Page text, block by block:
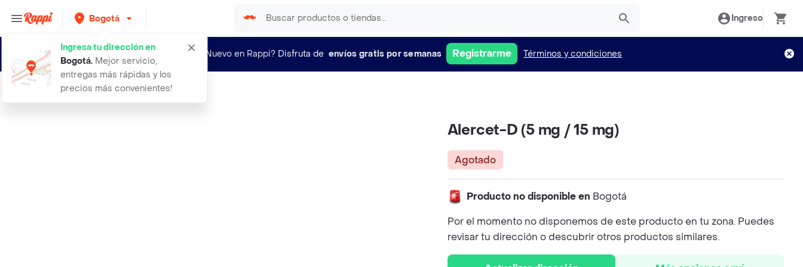
Bogotá
Ingresa tu dirección en
Bogotá. Mejor servicio,
entregas más rápidas y los
precios más convenientes!
Ingreso
¿Nuevo en Rappi? Disfruta de envíos gratis por semanas Registrarme Términos y condiciones
alercet d 5 mg 15 mg
Alercet-D (5 mg / 15 mg)
Agotado
Producto no disponible en Bogotá
Por el momento no disponemos de este producto en tu zona. Puedes
revisar tu dirección o descubrir otros productos similares.